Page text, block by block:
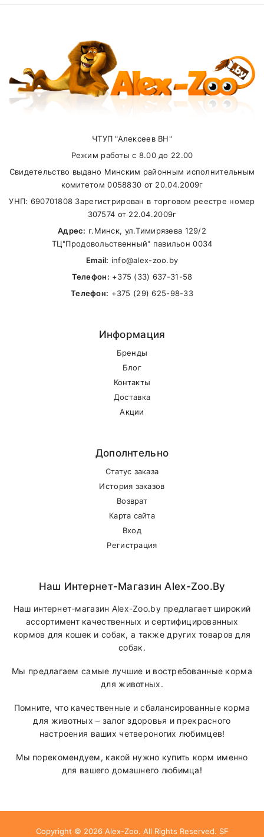
ЧТУП "Алексеев ВН"
Режим работы с 8.00 до 22.00
Свидетельство выдано Минским районным исполнительным
комитетом 0058830 от 20.04.2009г
УНП: 690701808 Зарегистрирован в торговом реестре номер
307574 от 22.04.2009г
Адрес: г.Минск, ул.Тимирязева 129/2
ТЦ"Продовольственный" павильон 0034
Email: info@alex-zoo.by
Телефон: +375 (33) 637-31-58
Телефон: +375 (29) 625-98-33
Информация
Бренды
Блог
Контакты
Доставка
Акции
Дополнтельно
Статус заказа
История заказов
Возврат
Карта сайта
Вход
Регистрация
Наш Интернет-Магазин Alex-Zoo.by
Наш интернет-магазин Alex-Zoo.by предлагает широкий
ассортимент качественных и сертифицированных
кормов для кошек и собак, а также других товаров для
собак.
Мы предлагаем самые лучшие и востребованные корма
для животных.
Помните, что качественные и сбалансированные корма
для животных – залог здоровья и прекрасного
настроения ваших четвероногих любимцев!
Мы порекомендуем, какой нужно купить корм именно
для вашего домашнего любимца!
Copyright © 2026 Alex-Zoo. All Rights Reserved. SF